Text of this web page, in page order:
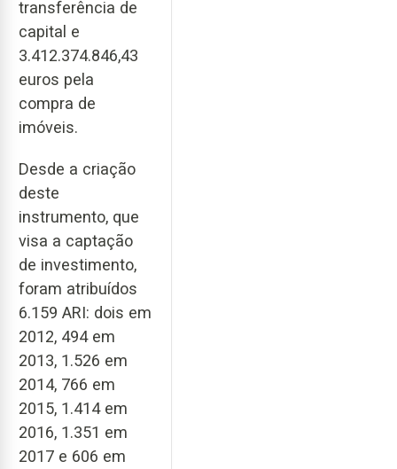
transferência de
capital e
3.412.374.846,43
euros pela
compra de
imóveis.
Desde a criação
deste
instrumento, que
visa a captação
de investimento,
foram atribuídos
6.159 ARI: dois em
2012, 494 em
2013, 1.526 em
2014, 766 em
2015, 1.414 em
2016, 1.351 em
2017 e 606 em